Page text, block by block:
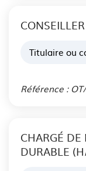
Titulaire ou
Référence :
CHARGÉ
DURABLE